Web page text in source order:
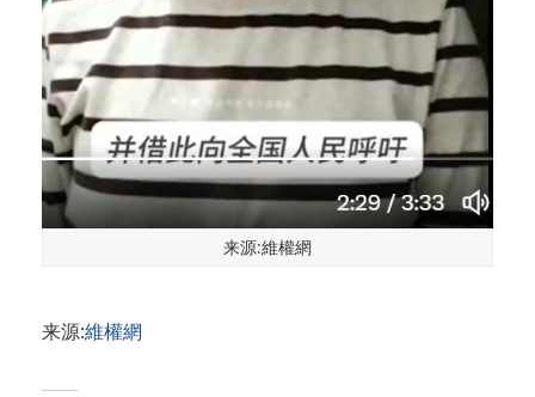
来源:維權網
来源:維權網